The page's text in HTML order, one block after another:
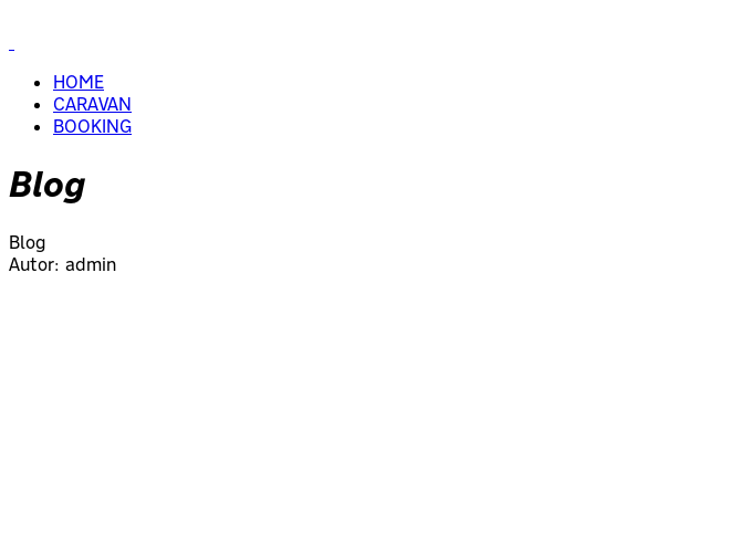
HOME
CARAVAN
BOOKING
Blog
Blog
Autor: admin